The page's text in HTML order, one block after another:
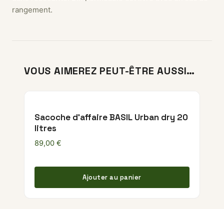
rangement.
VOUS AIMEREZ PEUT-ÊTRE AUSSI…
Sacoche d'affaire BASIL Urban dry 20
litres
89,00 €
Ajouter au panier